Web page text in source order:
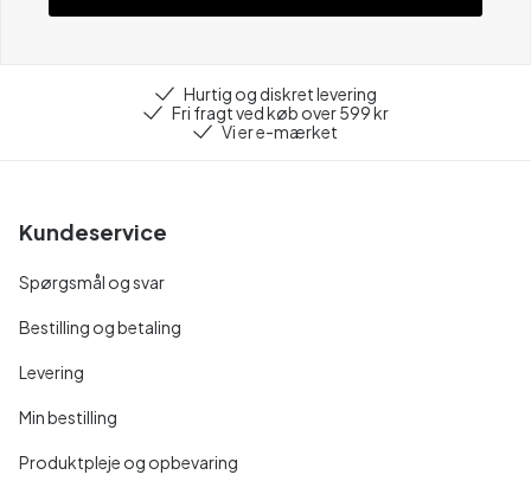
Hurtig og diskret levering
Fri fragt ved køb over 599 kr
Vi er e-mærket
Kundeservice
Spørgsmål og svar
Bestilling og betaling
Levering
Min bestilling
Produktpleje og opbevaring